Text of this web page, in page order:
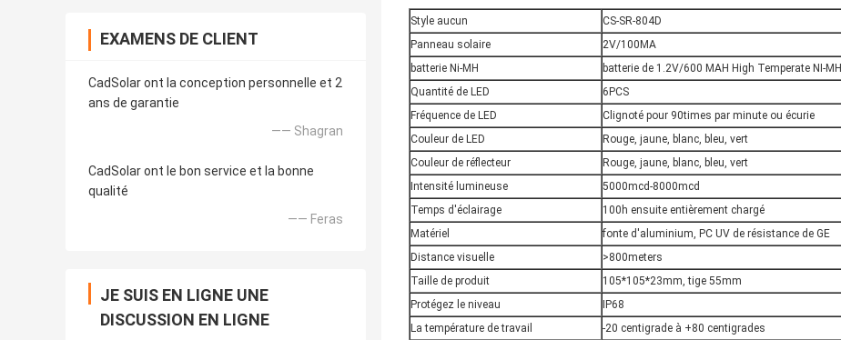
EXAMENS DE CLIENT
CadSolar ont la conception personnelle et 2
ans de garantie
—— Shagran
CadSolar ont le bon service et la bonne
qualité
—— Feras
JE SUIS EN LIGNE UNE
DISCUSSION EN LIGNE
Style aucun
CS-SR-804D
Panneau solaire
2V/100MA
batterie Ni-MH
batterie de 1.2V/600 MAH High Temperate NI-MH
Quantité de LED
6PCS
Fréquence de LED
Clignoté pour 90times par minute ou écurie
Couleur de LED
Rouge, jaune, blanc, bleu, vert
Couleur de réflecteur
Rouge, jaune, blanc, bleu, vert
Intensité lumineuse
5000mcd-8000mcd
Temps d'éclairage
100h ensuite entièrement chargé
Matériel
fonte d'aluminium, PC UV de résistance de GE
Distance visuelle
>800meters
Taille de produit
105*105*23mm, tige 55mm
Protégez le niveau
IP68
La température de travail
-20 centigrade à +80 centigrades